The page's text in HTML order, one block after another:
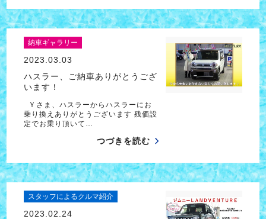
納車ギャラリー
2023.03.03
ハスラー、ご納車ありがとうござ
います！
Ｙさま、ハスラーからハスラーにお
乗り換えありがとうございます 残価設
定でお乗り頂いて…
つづきを読む
スタッフによるクルマ紹介
2023.02.24